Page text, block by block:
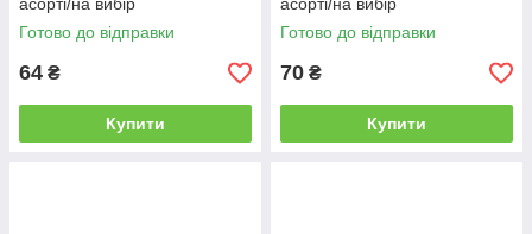
Готово до відправки
64 ₴
Купити
Готово до відправки
70 ₴
Купити